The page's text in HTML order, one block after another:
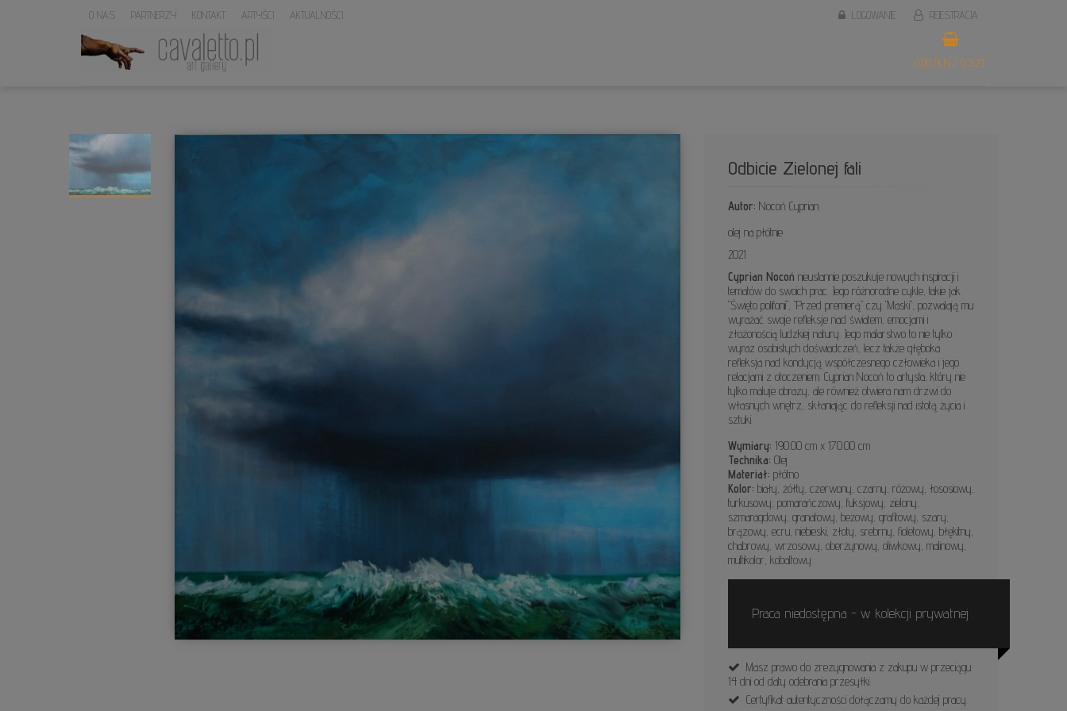
O NAS PARTNERZY KONTAKT ARTYŚCI AKTUALNOŚCI LOGOWANIE REJESTRACJA
0,00 PLN / 0 SZT.
Odbicie Zielonej fali
Autor: Nocoń Cyprian
olej na płótnie
2021
Cyprian Nocoń nieustannie poszukuje nowych inspiracji i
tematów do swoich prac. Jego różnorodne cykle, takie jak
"Święto polifonii", "Przed premierą" czy "Maski", pozwalają mu
wyrażać swoje refleksje nad światem, emocjami i
złożonością ludzkiej natury. Jego malarstwo to nie tylko
wyraz osobistych doświadczeń, lecz także głęboka
refleksja nad kondycją współczesnego człowieka i jego
relacjami z otoczeniem. Cyprian Nocoń to artysta, który nie
tylko maluje obrazy, ale również otwiera nam drzwi do
własnych wnętrz, skłaniając do refleksji nad istotą życia i
sztuki.
Wymiary: 190.00 cm x 170.00 cm
Technika: Olej
Materiał: płótno
Kolor: biały, żółty, czerwony, czarny, różowy, łososiowy,
turkusowy, pomarańczowy, fuksjowy, zielony,
szmaragdowy, granatowy, beżowy, grafitowy, szary,
brązowy, ecru, niebieski, złoty, srebrny, fioletowy, błękitny,
chabrowy, wrzosowy, oberżynowy, oliwkowy, malinowy,
multikolor, kobaltowy
Praca niedostępna - w kolekcji prywatnej
Masz prawo do zrezygnowania z zakupu w przeciągu
14 dni od daty odebrania przesyłki.
Certyfikat autentyczności dołączamy do każdej pracy.